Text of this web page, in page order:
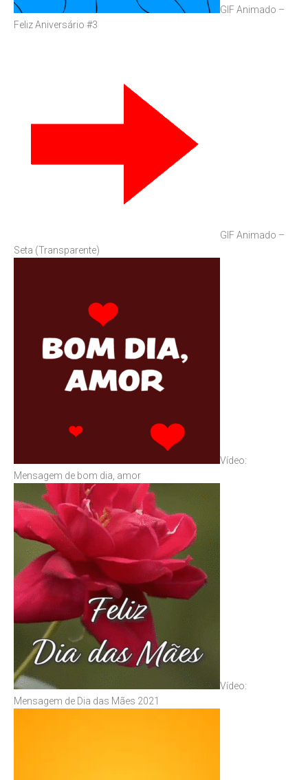
GIF Animado –
Feliz Aniversário #3
GIF Animado –
Seta (Transparente)
Vídeo:
Mensagem de bom dia, amor
Vídeo:
Mensagem de Dia das Mães 2021